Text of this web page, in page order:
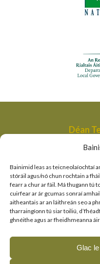
Bainimid leas as teicneolaíochtaí
stóráil agus/nó chun rochtain a
fearr a chur ar fáil. Má thugann tú
cuirfear ar ár gcumas sonraí
aitheantais ar an láithreán seo a
tharraingíonn tú siar toiliú,
ghnéithe agus ar fheidhmeanna
Glac
Déan
Aonad
An Roinn Tithíochta,
Bóthair
An Roinn Tithíochta,
An tSeirbhís